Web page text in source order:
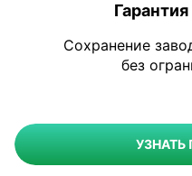
Сохранение
без
УЗНАТЬ